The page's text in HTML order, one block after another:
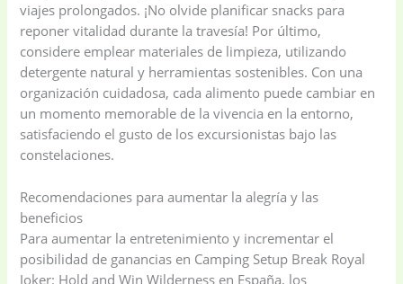
viajes prolongados. ¡No olvide planificar snacks para
reponer vitalidad durante la travesía! Por último,
considere emplear materiales de limpieza, utilizando
detergente natural y herramientas sostenibles. Con una
organización cuidadosa, cada alimento puede cambiar en
un momento memorable de la vivencia en la entorno,
satisfaciendo el gusto de los excursionistas bajo las
constelaciones.
Recomendaciones para aumentar la alegría y las
beneficios
Para aumentar la entretenimiento y incrementar el
posibilidad de ganancias en Camping Setup Break Royal
Joker: Hold and Win Wilderness en España, los